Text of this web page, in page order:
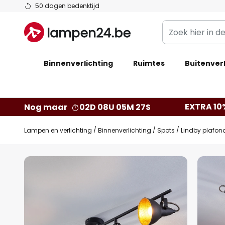
50 dagen bedenktijd
Ga
de
inhoud
Zoek
hier
de
Binnenverlichting Ruimtes
Nog maar 02D 08U 05M 26S EXTRA
Lampen en verlichting Binnenverlichting Spots Lindby
Ga